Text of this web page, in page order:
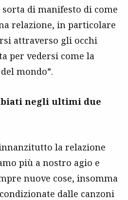
sorta di manifesto di come
relazione, in particolare
attraverso gli occhi
per vedersi come la
mondo”.
negli ultimi due
la relazione
più a nostro agio e
nuove cose, insomma
dalle canzoni